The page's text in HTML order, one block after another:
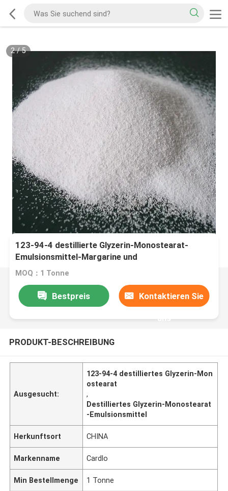
2/5
123-94-4 destillierte Glyzerin-Monostearat-
Emulsionsmittel-Margarine und
Verkürzungszusatz
MOQ：1 Tonne
Bestpreis Kontaktieren Sie
uns
PRODUKT-BESCHREIBUNG
Ausgesucht:
123-94-4 destilliertes Glyzerin-Mon
ostearat
,
Destilliertes Glyzerin-Monostearat
-Emulsionsmittel
Herkunftsort CHINA
Markenname Cardlo
Min Bestellmenge 1 Tonne